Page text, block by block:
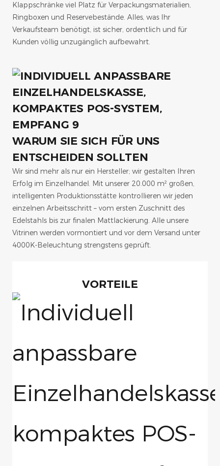
Klappschränke viel Platz für Verpackungsmaterialien,
Ringboxen und Reservebestände. Alles, was Ihr
Verkaufsteam benötigt, ist sicher, ordentlich und für
Kunden völlig unzugänglich aufbewahrt.
WARUM SIE SICH FÜR UNS
ENTSCHEIDEN SOLLTEN
Wir sind mehr als nur ein Hersteller; wir gestalten Ihren
Erfolg im Einzelhandel. Mit unserer 20.000 m² großen,
intelligenten Produktionsstätte kontrollieren wir jeden
einzelnen Arbeitsschritt – vom ersten Zuschnitt des
Edelstahls bis zur finalen Mattlackierung. Alle unsere
Vitrinen werden vormontiert und vor dem Versand unter
4000K-Beleuchtung strengstens geprüft.
VORTEILE